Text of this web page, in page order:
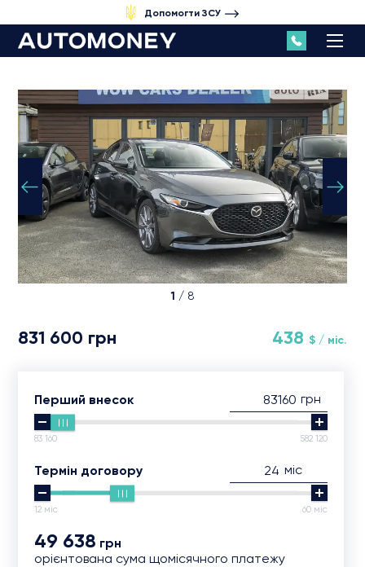
Допомогти ЗСУ
1 / 8
831 600 грн 438 $ / міс.
Перший внесок грн
83 160 582 120
Термін договору міс
12 міс 60 міс
49 638 грн
орієнтована сума щомісячного платежу